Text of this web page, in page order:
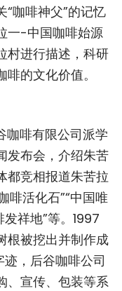
咖啡神父”的记忆
一-中国咖啡始源
村进行描述，科研
的文化价值。
啡有限公司派学
发布会，介绍朱苦
都竞相报道朱苦拉
啡活化石”“中国唯
祥地”等。1997
根被挖出并制作成
，后谷咖啡公司
、宣传、包装等系